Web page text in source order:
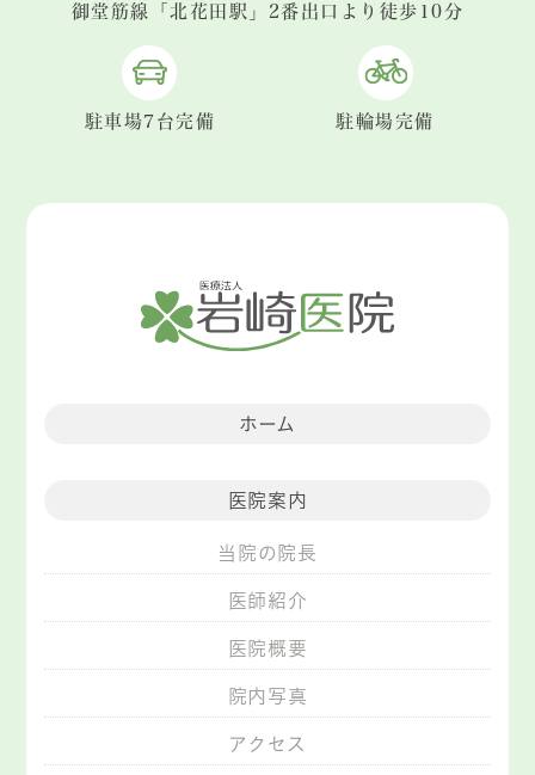
御堂筋線「北花田駅」2番出口より徒歩10分
駐車場7台完備 駐輪場完備
ホーム
医院案内
当院の院長
医師紹介
医院概要
院内写真
アクセス